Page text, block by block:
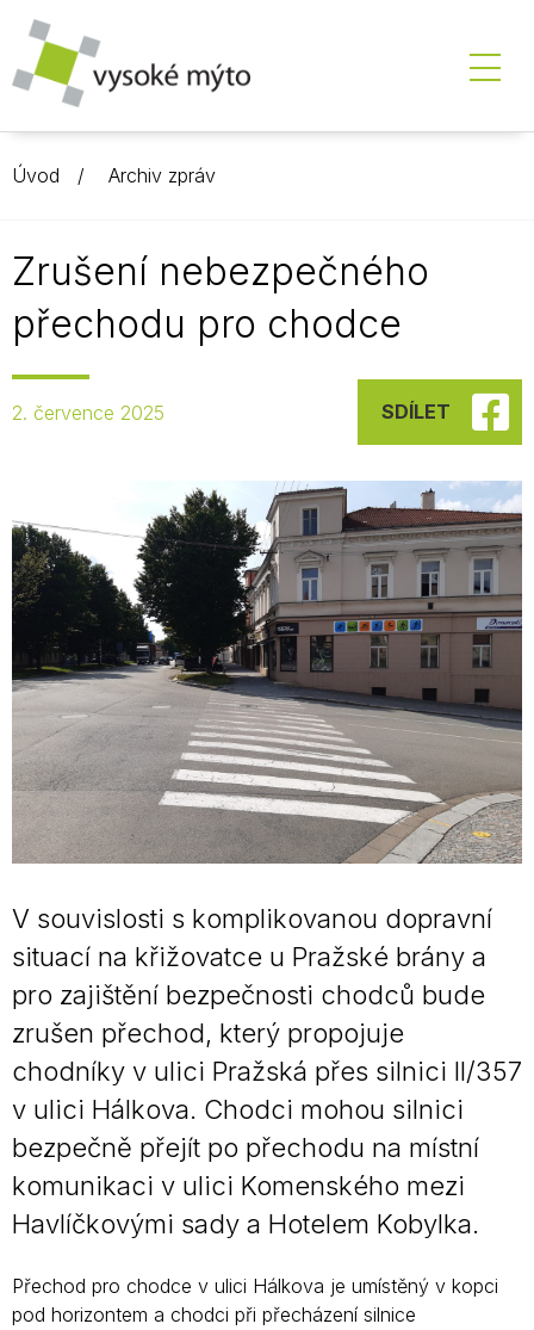
Úvod Archiv zpráv
Zrušení nebezpečného
přechodu pro chodce
2. července 2025 SDÍLET
V souvislosti s komplikovanou dopravní
situací na křižovatce u Pražské brány a
pro zajištění bezpečnosti chodců bude
zrušen přechod, který propojuje
chodníky v ulici Pražská přes silnici II/357
v ulici Hálkova. Chodci mohou silnici
bezpečně přejít po přechodu na místní
komunikaci v ulici Komenského mezi
Havlíčkovými sady a Hotelem Kobylka.
Přechod pro chodce v ulici Hálkova je umístěný v kopci
pod horizontem a chodci při přecházení silnice